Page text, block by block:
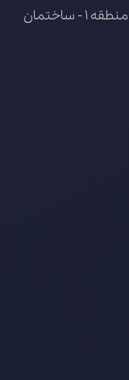
گیلان - رشت - معلم - بعد از شهرداری منطقه 1 - ساختمان